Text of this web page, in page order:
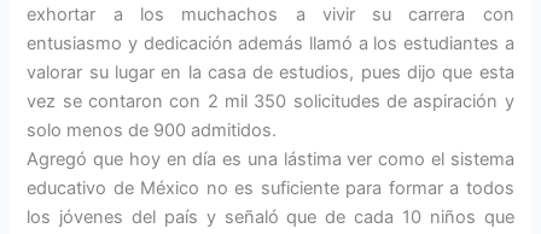
exhortar a los muchachos a vivir su carrera con
entusiasmo y dedicación además llamó a los estudiantes a
valorar su lugar en la casa de estudios, pues dijo que esta
vez se contaron con 2 mil 350 solicitudes de aspiración y
solo menos de 900 admitidos.
Agregó que hoy en día es una lástima ver como el sistema
educativo de México no es suficiente para formar a todos
los jóvenes del país y señaló que de cada 10 niños que